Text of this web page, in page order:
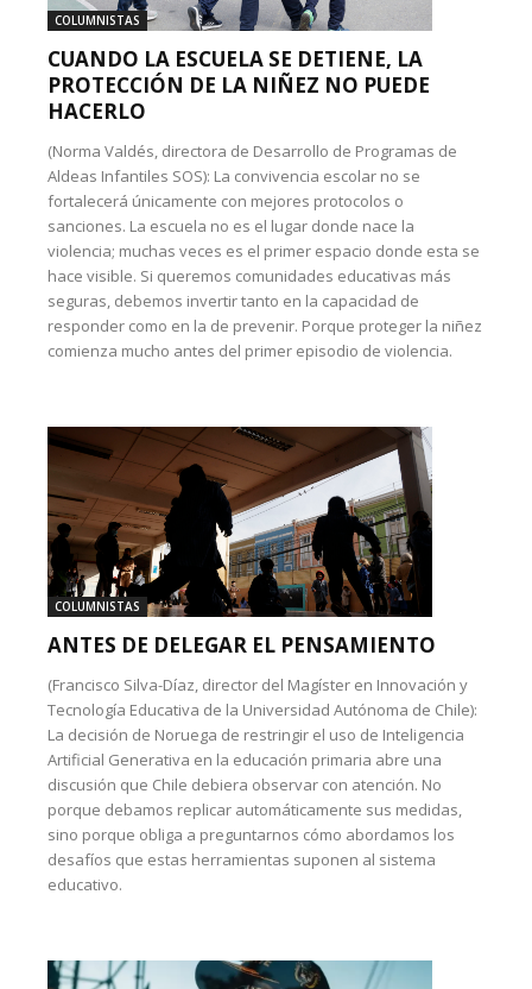
COLUMNISTAS
CUANDO LA ESCUELA SE DETIENE, LA
PROTECCIÓN DE LA NIÑEZ NO PUEDE
HACERLO
(Norma Valdés, directora de Desarrollo de Programas de
Aldeas Infantiles SOS): La convivencia escolar no se
fortalecerá únicamente con mejores protocolos o
sanciones. La escuela no es el lugar donde nace la
violencia; muchas veces es el primer espacio donde esta se
hace visible. Si queremos comunidades educativas más
seguras, debemos invertir tanto en la capacidad de
responder como en la de prevenir. Porque proteger la niñez
comienza mucho antes del primer episodio de violencia.
COLUMNISTAS
ANTES DE DELEGAR EL PENSAMIENTO
(Francisco Silva-Díaz, director del Magíster en Innovación y
Tecnología Educativa de la Universidad Autónoma de Chile):
La decisión de Noruega de restringir el uso de Inteligencia
Artificial Generativa en la educación primaria abre una
discusión que Chile debiera observar con atención. No
porque debamos replicar automáticamente sus medidas,
sino porque obliga a preguntarnos cómo abordamos los
desafíos que estas herramientas suponen al sistema
educativo.